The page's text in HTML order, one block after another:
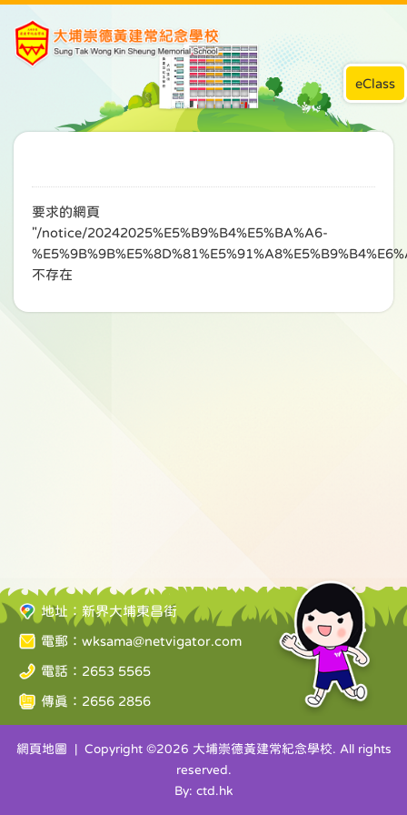
eClass
要求的網頁
"/notice/20242025%E5%B9%B4%E5%BA%A6-
不存在
地址：新界大埔東昌街
電郵： wksama@netvigator.com
電話：2653 5565
傳真：2656 2856
網頁地圖 | Copyright ©2026 大埔崇德黃建常紀念學校. All rights
reserved.
By: ctd.hk